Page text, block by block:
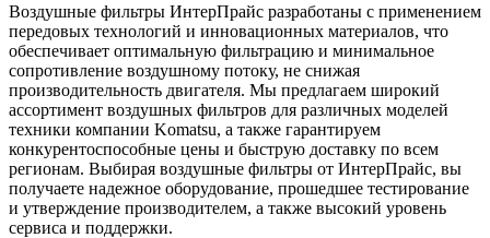
Воздушные фильтры ИнтерПрайс разработаны с применением
передовых технологий и инновационных материалов, что
обеспечивает оптимальную фильтрацию и минимальное
сопротивление воздушному потоку, не снижая
производительность двигателя. Мы предлагаем широкий
ассортимент воздушных фильтров для различных моделей
техники компании Komatsu, а также гарантируем
конкурентоспособные цены и быструю доставку по всем
регионам. Выбирая воздушные фильтры от ИнтерПрайс, вы
получаете надежное оборудование, прошедшее тестирование
и утверждение производителем, а также высокий уровень
сервиса и поддержки.